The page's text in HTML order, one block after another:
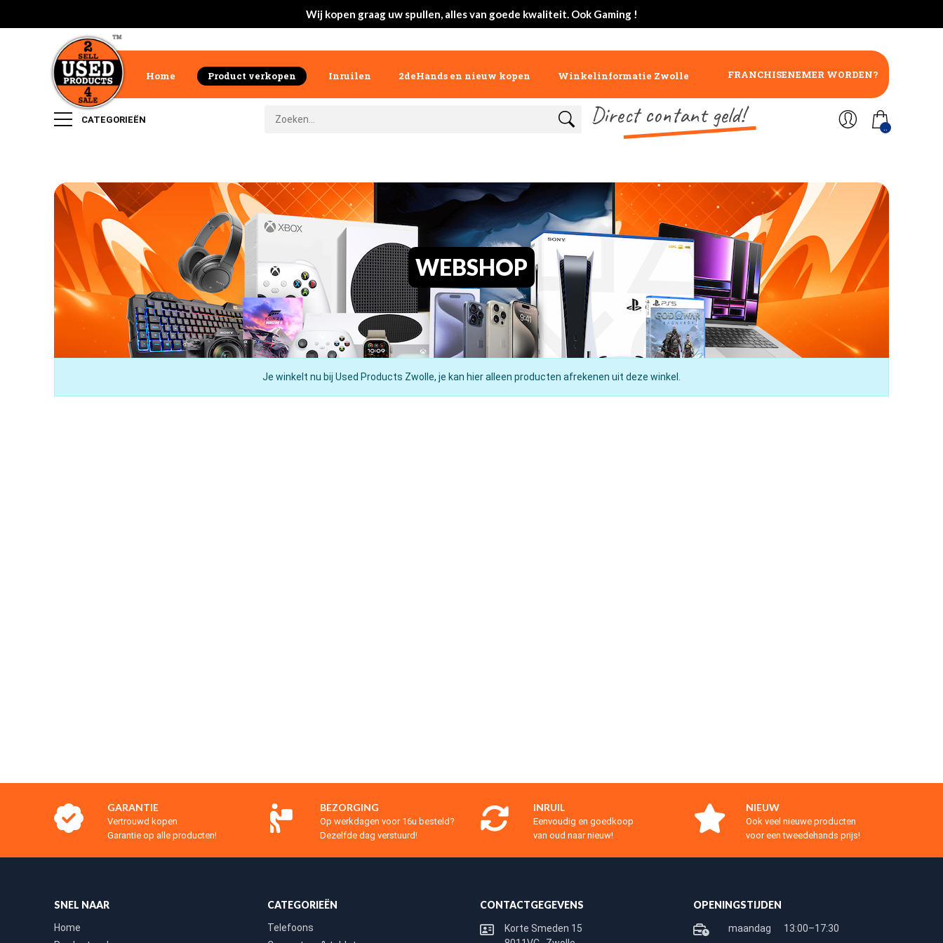
Wij kopen graag uw spullen, alles van goede kwaliteit. Ook Gaming !
Home Product verkopen Inruilen 2deHands en nieuw kopen Winkelinformatie Zwolle FRANCHISENEMER WORDEN?
CATEGORIEËN Direct contant geld! ..
WEBSHOP
Je winkelt nu bij Used Products Zwolle, je kan hier alleen producten afrekenen uit deze winkel.
GARANTIE
Vertrouwd kopen
Garantie op alle producten!
BEZORGING
Op werkdagen voor 16u besteld?
Dezelfde dag verstuurd!
INRUIL
Eenvoudig en goedkoop
van oud naar nieuw!
NIEUW
Ook veel nieuwe producten
voor een tweedehands prijs!
SNEL NAAR
Home
CATEGORIEËN
Telefoons
CONTACTGEGEVENS
Korte Smeden 15
OPENINGSTIJDEN
maandag 13:00–17:30